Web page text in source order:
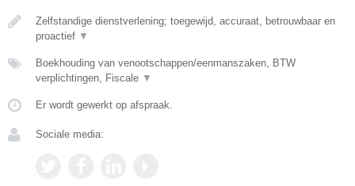
Zelfstandige dienstverlening; toegewijd, accuraat, betrouwbaar en
proactief ▼
Boekhouding van venootschappen/eenmanszaken, BTW
verplichtingen, Fiscale ▼
Er wordt gewerkt op afspraak.
Sociale media: